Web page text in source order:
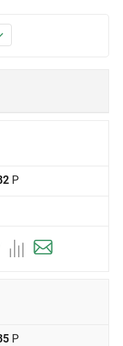
Р
Р